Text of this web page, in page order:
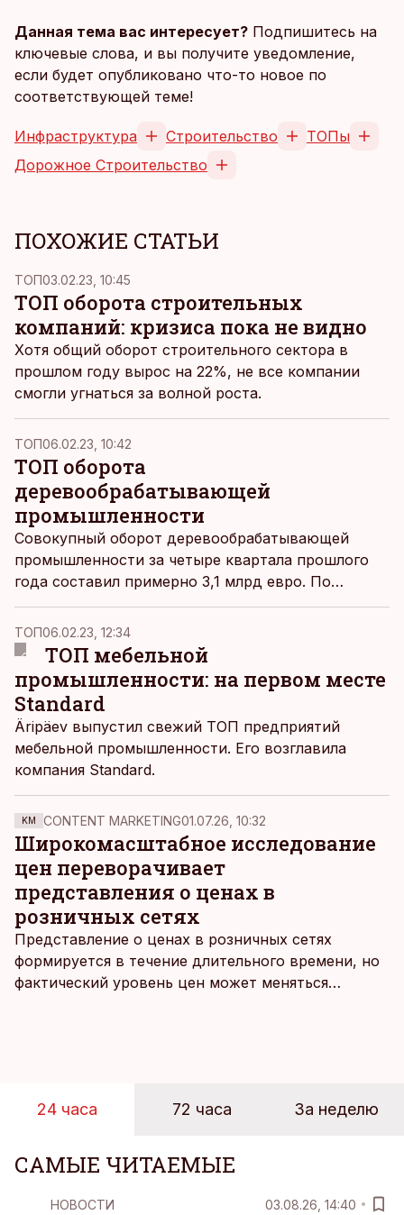
Данная тема вас интересует? Подпишитесь на
ключевые слова, и вы получите уведомление,
если будет опубликовано что-то новое по
соответствующей теме!
Инфраструктура Строительство
ТОПы
Дорожное Строительство
ПОХОЖИЕ СТАТЬИ
ТОП03.02.23, 10:45
ТОП оборота строительных
компаний: кризиса пока не видно
Хотя общий оборот строительного сектора в
прошлом году вырос на 22%, не все компании
смогли угнаться за волной роста.
ТОП06.02.23, 10:42
ТОП оборота
деревообрабатывающей
промышленности
Совокупный оборот деревообрабатывающей
промышленности за четыре квартала прошлого
года составил примерно 3,1 млрд евро. По
сравнению с предыдущим годом оборот
уменьшился почти на 400 млн евро, пишут
Tööstusuudised .
ТОП06.02.23, 12:34
ТОП мебельной
промышленности: на первом месте
Standard
Äripäev выпустил свежий ТОП предприятий
мебельной промышленности. Его возглавила
компания Standard.
KM CONTENT MARKETING01.07.26, 10:32
Широкомасштабное исследование
цен переворачивает
представления о ценах в
розничных сетях
Представление о ценах в розничных сетях
формируется в течение длительного времени, но
фактический уровень цен может меняться
24 часа 72 часа За неделю
САМЫЕ ЧИТАЕМЫЕ
НОВОСТИ 03.08.26, 14:40